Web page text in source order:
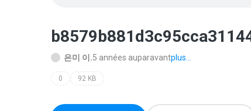
은미 이.5 années auparavantplus...
0 92 KB